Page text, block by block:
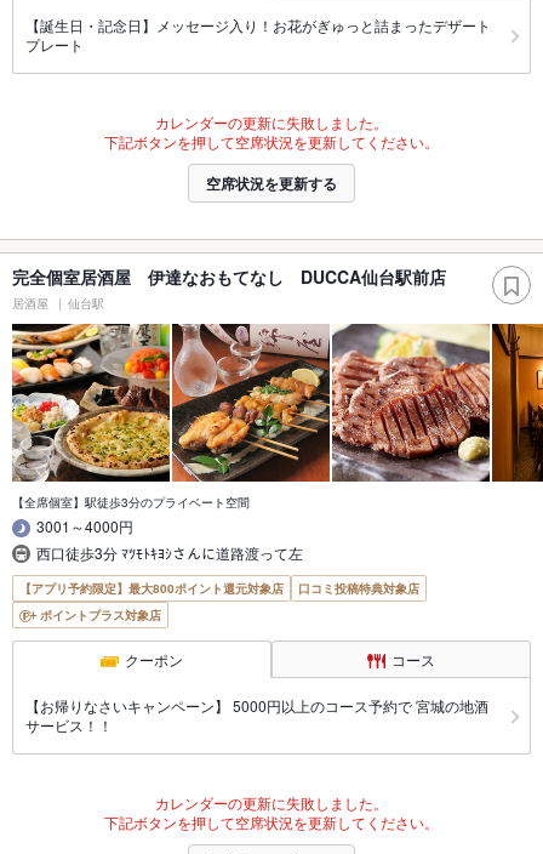
【誕生日・記念日】メッセージ入り！お花がぎゅっと詰まったデザート
プレート
カレンダーの更新に失敗しました。
下記ボタンを押して空席状況を更新してください。
空席状況を更新する
完全個室居酒屋 伊達なおもてなし DUCCA仙台駅前店
居酒屋 仙台駅
【全席個室】駅徒歩3分のプライベート空間
3001～4000円
西口徒歩3分 ﾏﾂﾓﾄｷﾖｼさんに道路渡って左
【アプリ予約限定】最大800ポイント還元対象店
口コミ投稿特典対象店
ポイントプラス対象店
クーポン コース
【お帰りなさいキャンペーン】 5000円以上のコース予約で 宮城の地酒
サービス！！
カレンダーの更新に失敗しました。
下記ボタンを押して空席状況を更新してください。